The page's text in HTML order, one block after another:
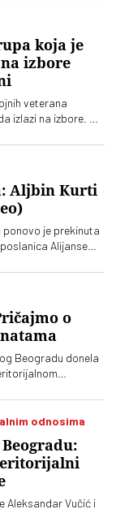
koja je
izbore
veterana
izlazi na izbore. Oni
Aljbin Kurti
je prekinuta
Alijanse
o
Beogradu donela
oružje koje
Vučić i
o čemu je reč
odnosima
Aleksandar Vučić i